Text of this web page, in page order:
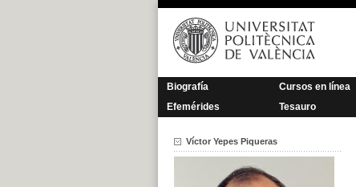
Saltar
contenido
Biografía Cursos en línea
Efemérides
Tesauro
Víctor Yepes Piqueras